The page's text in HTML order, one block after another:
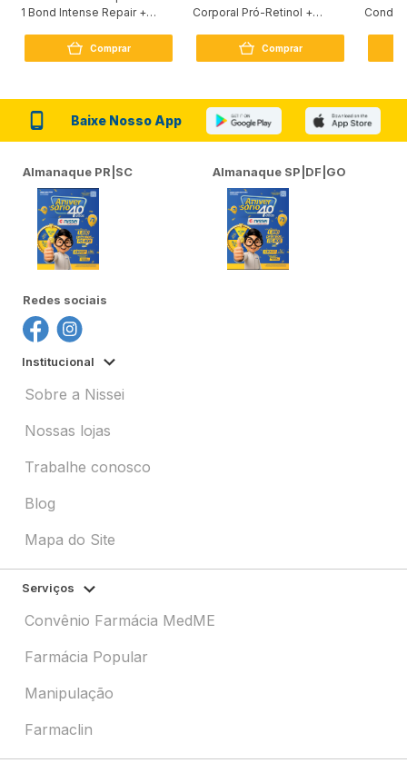
1 Bond Intense Repair +
Comprar
Corporal Pró-Retinol +
Comprar
Baixe Nosso App
Almanaque PR|SC Almanaque SP|DF|GO
Redes sociais
Institucional
Sobre a Nissei
Nossas lojas
Trabalhe conosco
Blog
Mapa do Site
Serviços
Convênio Farmácia MedME
Farmácia Popular
Manipulação
Farmaclin